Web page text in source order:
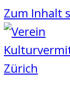
Zum Inhalt